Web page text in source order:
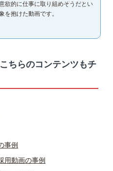
欲的に仕事に取り組めそうだとい
を抱けた動画です。
ちらのコンテンツもチ
事例
用動画の事例